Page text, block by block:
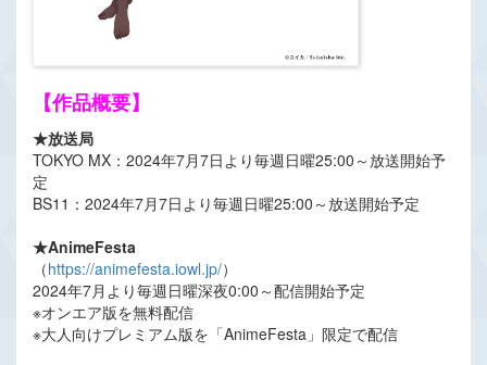
【作品概要】
★放送局
TOKYO MX：2024年7月7日より毎週日曜25:00～放送開始予
定
BS11：2024年7月7日より毎週日曜25:00～放送開始予定
★AnimeFesta
（https://animefesta.iowl.jp/）
2024年7月より毎週日曜深夜0:00～配信開始予定
※オンエア版を無料配信
※大人向けプレミアム版を「AnimeFesta」限定で配信